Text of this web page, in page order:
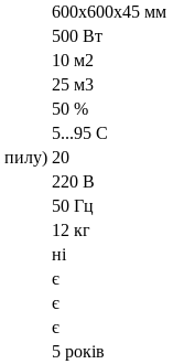
600х600х45 мм
500 Вт
10 м2
25 м3
50 %
5...95 С
пилу) 20
220 В
50 Гц
12 кг
ні
є
є
є
5 років